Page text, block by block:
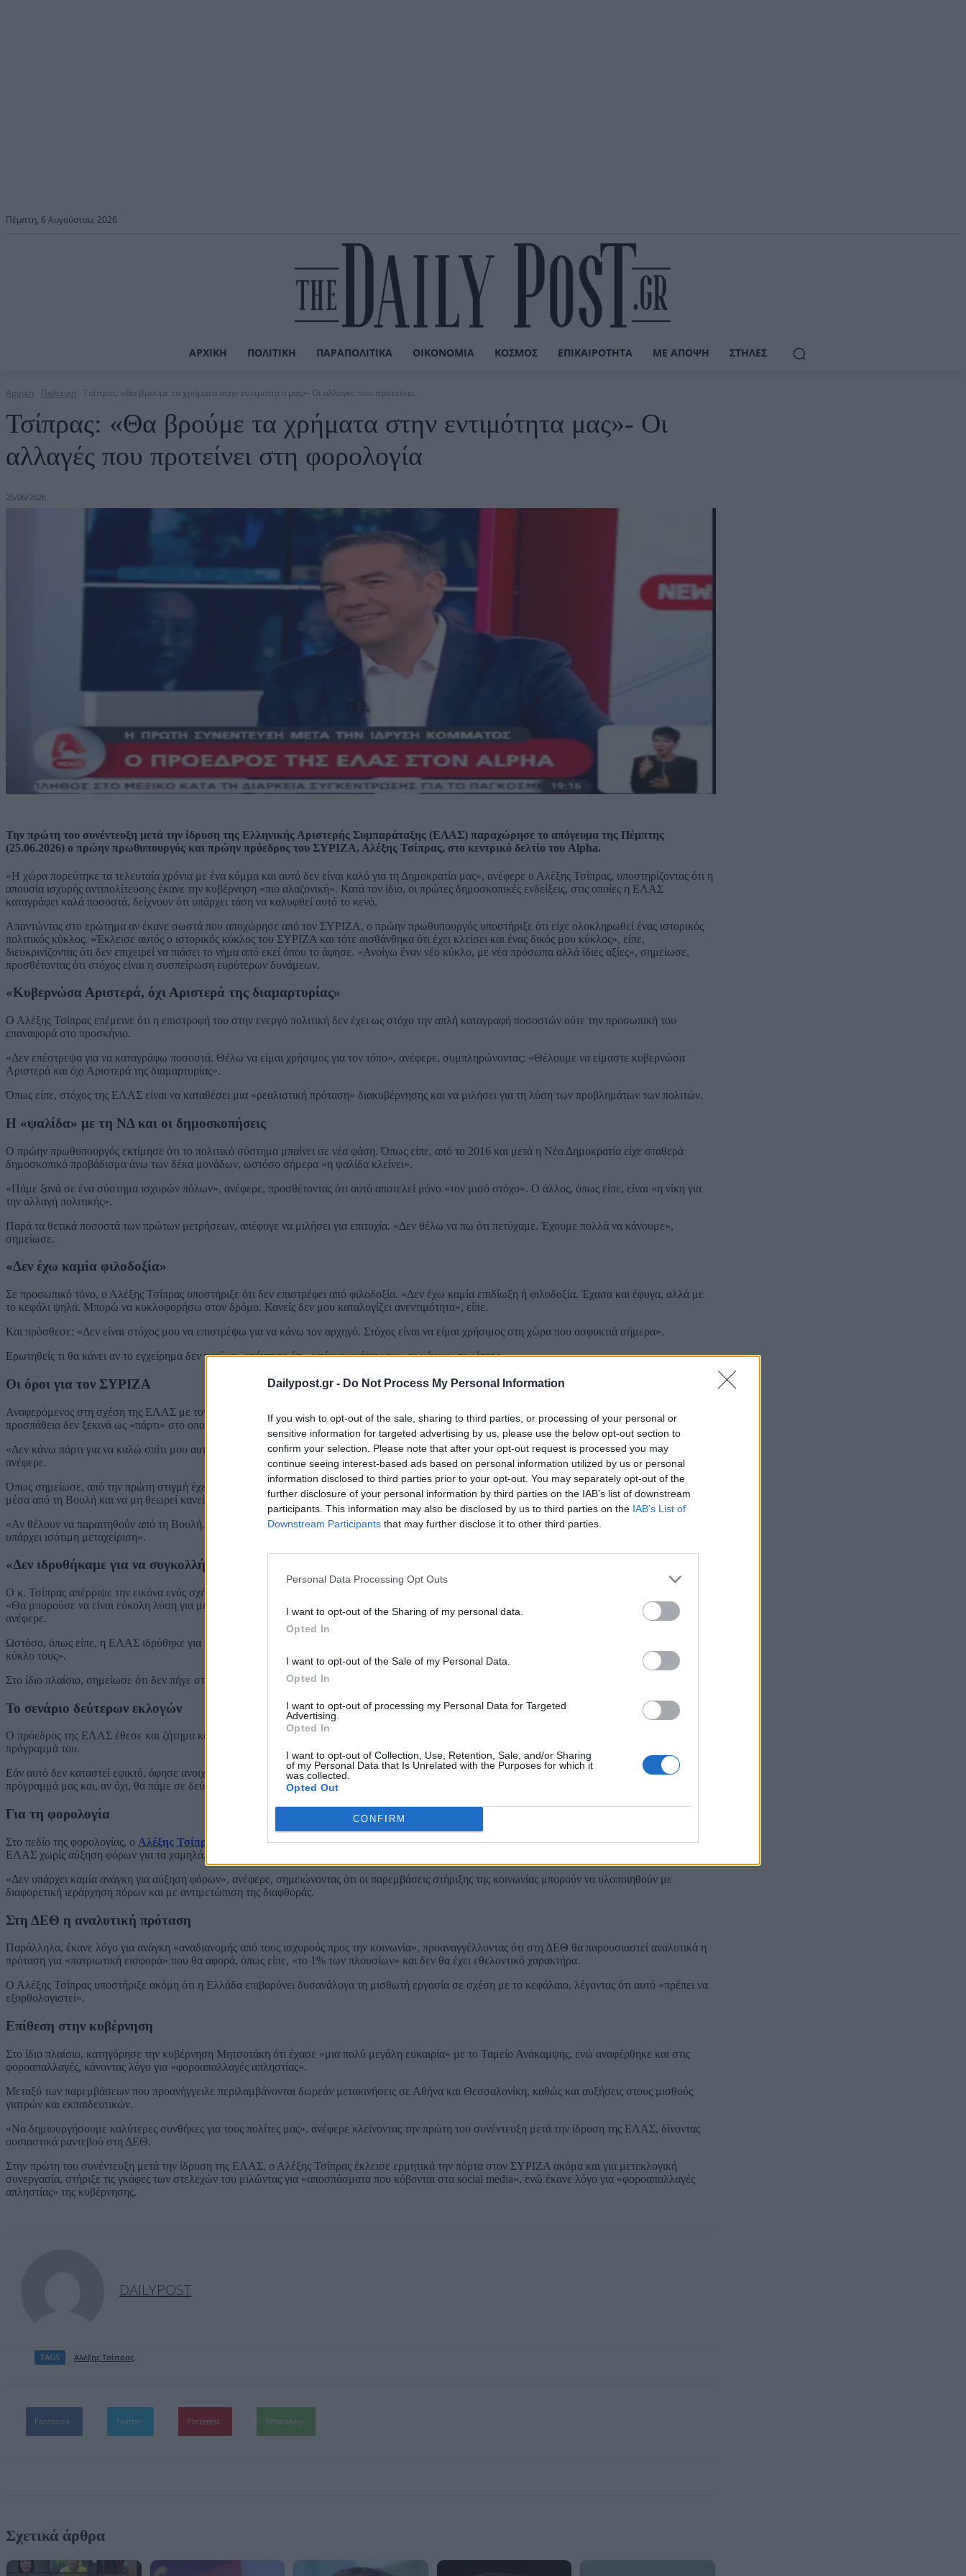
Dailypost.gr - Do Not Process My Personal Information
If you wish to opt-out of the sale, sharing to third parties, or processing of your personal or
sensitive information for targeted advertising by us, please use the below opt-out section to
confirm your selection. Please note that after your opt-out request is processed you may
continue seeing interest-based ads based on personal information utilized by us or personal
information disclosed to third parties prior to your opt-out. You may separately opt-out of the
further disclosure of your personal information by third parties on the IAB’s list of downstream
participants. This information may also be disclosed by us to third parties on the IAB’s List of
Downstream Participants that may further disclose it to other third parties.
Personal Data Processing Opt Outs
I want to opt-out of the Sharing of my personal data.
Opted In
I want to opt-out of the Sale of my Personal Data.
Opted In
I want to opt-out of processing my Personal Data for Targeted
Advertising.
Opted In
I want to opt-out of Collection, Use, Retention, Sale, and/or Sharing
of my Personal Data that Is Unrelated with the Purposes for which it
was collected.
Opted Out
CONFIRM
Πέμπτη, 6 Αυγούστου, 2026
ΑΡΧΙΚΉ ΠΟΛΙΤΙΚΉ ΠΑΡΑΠΟΛΙΤΙΚΆ ΟΙΚΟΝΟΜΊΑ ΚΌΣΜΟΣ ΕΠΙΚΑΙΡΌΤΗΤΑ ΜΕ ΆΠΟΨΗ ΣΤΉΛΕΣ
Αρχική Πολιτική Τσίπρας: «Θα βρούμε τα χρήματα στην εντιμότητα μας»- Οι αλλαγές που προτείνει...
Τσίπρας: «Θα βρούμε τα χρήματα στην εντιμότητα μας»- Οι
αλλαγές που προτείνει στη φορολογία
25/06/2026
Την πρώτη του συνέντευξη μετά την ίδρυση της Ελληνικής Αριστερής Συμπαράταξης (ΕΛΑΣ) παραχώρησε το απόγευμα της Πέμπτης
(25.06.2026) ο πρώην πρωθυπουργός και πρώην πρόεδρος του ΣΥΡΙΖΑ, Αλέξης Τσίπρας, στο κεντρικό δελτίο του Alpha.
«Η χώρα πορεύτηκε τα τελευταία χρόνια με ένα κόμμα και αυτό δεν είναι καλό για τη Δημοκρατία μας», ανέφερε ο Αλέξης Τσίπρας, υποστηρίζοντας ότι η
απουσία ισχυρής αντιπολίτευσης έκανε την κυβέρνηση «πιο αλαζονική». Κατά τον ίδιο, οι πρώτες δημοσκοπικές ενδείξεις, στις οποίες η ΕΛΑΣ
καταγράφει καλά ποσοστά, δείχνουν ότι υπάρχει τάση να καλυφθεί αυτό το κενό.
Απαντώντας στο ερώτημα αν έκανε σωστά που αποχώρησε από τον ΣΥΡΙΖΑ, ο πρώην πρωθυπουργός υποστήριξε ότι είχε ολοκληρωθεί ένας ιστορικός
πολιτικός κύκλος. «Έκλεισε αυτός ο ιστορικός κύκλος του ΣΥΡΙΖΑ και τότε αισθάνθηκα ότι έχει κλείσει και ένας δικός μου κύκλος», είπε,
διευκρινίζοντας ότι δεν επιχειρεί να πιάσει το νήμα από εκεί όπου το άφησε. «Ανοίγω έναν νέο κύκλο, με νέα πρόσωπα αλλά ίδιες αξίες», σημείωσε,
προσθέτοντας ότι στόχος είναι η συσπείρωση ευρύτερων δυνάμεων.
«Κυβερνώσα Αριστερά, όχι Αριστερά της διαμαρτυρίας»
Ο Αλέξης Τσίπρας επέμεινε ότι η επιστροφή του στην ενεργό πολιτική δεν έχει ως στόχο την απλή καταγραφή ποσοστών ούτε την προσωπική του
επαναφορά στο προσκήνιο.
«Δεν επέστρεψα για να καταγράφω ποσοστά. Θέλω να είμαι χρήσιμος για τον τόπο», ανέφερε, συμπληρώνοντας: «Θέλουμε να είμαστε κυβερνώσα
Αριστερά και όχι Αριστερά της διαμαρτυρίας».
Όπως είπε, στόχος της ΕΛΑΣ είναι να καταθέσει μια «ρεαλιστική πρόταση» διακυβέρνησης και να μιλήσει για τη λύση των προβλημάτων των πολιτών.
Η «ψαλίδα» με τη ΝΔ και οι δημοσκοπήσεις
Ο πρώην πρωθυπουργός εκτίμησε ότι το πολιτικό σύστημα μπαίνει σε νέα φάση. Όπως είπε, από το 2016 και μετά η Νέα Δημοκρατία είχε σταθερά
δημοσκοπικό προβάδισμα άνω των δέκα μονάδων, ωστόσο σήμερα «η ψαλίδα κλείνει».
«Πάμε ξανά σε ένα σύστημα ισχυρών πόλων», ανέφερε, προσθέτοντας ότι αυτό αποτελεί μόνο «τον μισό στόχο». Ο άλλος, όπως είπε, είναι «η νίκη για
την αλλαγή πολιτικής».
Παρά τα θετικά ποσοστά των πρώτων μετρήσεων, απέφυγε να μιλήσει για επιτυχία. «Δεν θέλω να πω ότι πετύχαμε. Έχουμε πολλά να κάνουμε»,
σημείωσε.
«Δεν έχω καμία φιλοδοξία»
Σε προσωπικό τόνο, ο Αλέξης Τσίπρας υποστήριξε ότι δεν επιστρέφει από φιλοδοξία. «Δεν έχω καμία επιδίωξη ή φιλοδοξία. Έχασα και έφυγα, αλλά με
το κεφάλι ψηλά. Μπορώ να κυκλοφορήσω στον δρόμο. Κανείς δεν μου καταλογίζει ανεντιμότητα», είπε.
Και πρόσθεσε: «Δεν είναι στόχος μου να επιστρέψω για να κάνω τον αρχηγό. Στόχος είναι να είμαι χρήσιμος στη χώρα που ασφυκτιά σήμερα».
Ερωτηθείς τι θα κάνει αν το εγχείρημα δεν πετύχει, απάντησε ότι «υπάρχουν ήττες που σε κάνουν σοφότερο».
Οι όροι για τον ΣΥΡΙΖΑ
Αναφερόμενος στη σχέση της ΕΛΑΣ με τον ΣΥΡΙΖΑ και στο ενδεχόμενο συμμετοχής στελεχών από την Κουμουνδούρου, ο κ. Τσίπρας είπε ότι η νέα
προσπάθεια δεν ξεκινά ως «πάρτι» στο οποίο ο ίδιος καλεί όποιους θέλει.
«Δεν κάνω πάρτι για να καλώ σπίτι μου αυτούς που θέλω ή δεν θέλω. Κάνουμε μια νέα αρχή, μέσα στην κοινωνία, με την κοινωνία, για την κοινωνία»,
ανέφερε.
Όπως σημείωσε, από την πρώτη στιγμή έχει ξεκαθαρίσει ότι δεν υπάρχει κανένας αποκλεισμός, αλλά υπάρχουν δύο όροι: η προσπάθεια να μη γεννηθεί
μέσα από τη Βουλή και να μη θεωρεί κανείς ότι υπάρχουν προκρατημένες θέσεις.
«Αν θέλουν να παραιτηθούν από τη Βουλή, είναι στο χέρι τους», είπε, προσθέτοντας: «Δεν έχουμε ρεζερβέ θέσεις για κανέναν. Για όλα μας τα μέλη θα
υπάρχει ισότιμη μεταχείριση».
«Δεν ιδρυθήκαμε για να συγκολλήσουμε θραύσματα»
Ο κ. Τσίπρας απέρριψε την εικόνα ενός σχήματος που δημιουργήθηκε απλώς για να ενώσει κομμάτια του παλαιού προοδευτικού χώρου.
«Θα μπορούσε να είναι εύκολη λύση για μένα είτε να γυρίσω από εκεί που έφυγα είτε να επιδιώξω τη συγκόλληση των θραυσμάτων του χώρου»,
ανέφερε.
Ωστόσο, όπως είπε, η ΕΛΑΣ ιδρύθηκε για να καλύψει «ένα υπαρκτό μεγάλο κενό» και όχι για να συνεργαστεί απλώς με δυνάμεις που «έχουν κλείσει τον
κύκλο τους».
Στο ίδιο πλαίσιο, σημείωσε ότι δεν πήγε στη συνέντευξη «για να μιλήσει για το πρόβλημα του Πολάκη με τον Φάμελλο».
Το σενάριο δεύτερων εκλογών
Ο πρόεδρος της ΕΛΑΣ έθεσε και ζήτημα καθαρής εντολής. Όπως είπε, αν το κόμμα του έρθει πρώτο στις εκλογές, θα επιχειρήσει να εφαρμόσει το
πρόγραμμά του.
Εάν αυτό δεν καταστεί εφικτό, άφησε ανοιχτό το ενδεχόμενο δεύτερης κάλπης. «Αν βγούμε πρώτοι στις εκλογές, θα προσπαθήσουμε να εφαρμόσουμε το
πρόγραμμά μας και, αν όχι, θα πάμε σε δεύτερες εκλογές για καθαρή εντολή», ανέφερε.
Για τη φορολογία
Στο πεδίο της φορολογίας, ο Αλέξης Τσίπρας
υποστήριξε ότι υπάρχει επαρκής δημοσιονομικός χώρος ώστε να χρηματοδοτηθούν οι εξαγγελίες της
ΕΛΑΣ χωρίς αύξηση φόρων για τα χαμηλά, τα μεσαία, αλλά και τα υψηλά εισοδήματα.
«Δεν υπάρχει καμία ανάγκη για αύξηση φόρων», ανέφερε, σημειώνοντας ότι οι παρεμβάσεις στήριξης της κοινωνίας μπορούν να υλοποιηθούν με
διαφορετική ιεράρχηση πόρων και με αντιμετώπιση της διαφθοράς.
Στη ΔΕΘ η αναλυτική πρόταση
Παράλληλα, έκανε λόγο για ανάγκη «αναδιανομής από τους ισχυρούς προς την κοινωνία», προαναγγέλλοντας ότι στη ΔΕΘ θα παρουσιαστεί αναλυτικά η
πρόταση για «πατριωτική εισφορά» που θα αφορά, όπως είπε, «το 1% των πλουσίων» και δεν θα έχει εθελοντικό χαρακτήρα.
Ο Αλέξης Τσίπρας υποστήριξε ακόμη ότι η Ελλάδα επιβαρύνει δυσανάλογα τη μισθωτή εργασία σε σχέση με το κεφάλαιο, λέγοντας ότι αυτό «πρέπει να
εξορθολογιστεί».
Επίθεση στην κυβέρνηση
Στο ίδιο πλαίσιο, κατηγόρησε την κυβέρνηση Μητσοτάκη ότι έχασε «μια πολύ μεγάλη ευκαιρία» με το Ταμείο Ανάκαμψης, ενώ αναφέρθηκε και στις
φοροαπαλλαγές, κάνοντας λόγο για «φοροαπαλλαγές απληστίας».
Μεταξύ των παρεμβάσεων που προανήγγειλε περιλαμβάνονται δωρεάν μετακινήσεις σε Αθήνα και Θεσσαλονίκη, καθώς και αυξήσεις στους μισθούς
γιατρών και εκπαιδευτικών.
«Να δημιουργήσουμε καλύτερες συνθήκες για τους πολίτες μας», ανέφερε κλείνοντας την πρώτη του συνέντευξη μετά την ίδρυση της ΕΛΑΣ, δίνοντας
ουσιαστικά ραντεβού στη ΔΕΘ.
Στην πρώτη του συνέντευξη μετά την ίδρυση της ΕΛΑΣ, ο Αλέξης Τσίπρας έκλεισε ερμητικά την πόρτα στον ΣΥΡΙΖΑ ακόμα και για μετεκλογική
συνεργασία, στήριξε τις γκάφες των στελεχών του μιλώντας για «αποσπάσματα που κόβονται στα social media», ενώ έκανε λόγο για «φοροαπαλλαγές
απληστίας» της κυβέρνησης.
DAILYPOST
TAGS Αλέξης Τσίπρας
Facebook Twitter Pinterest WhatsApp
Σχετικά άρθρα